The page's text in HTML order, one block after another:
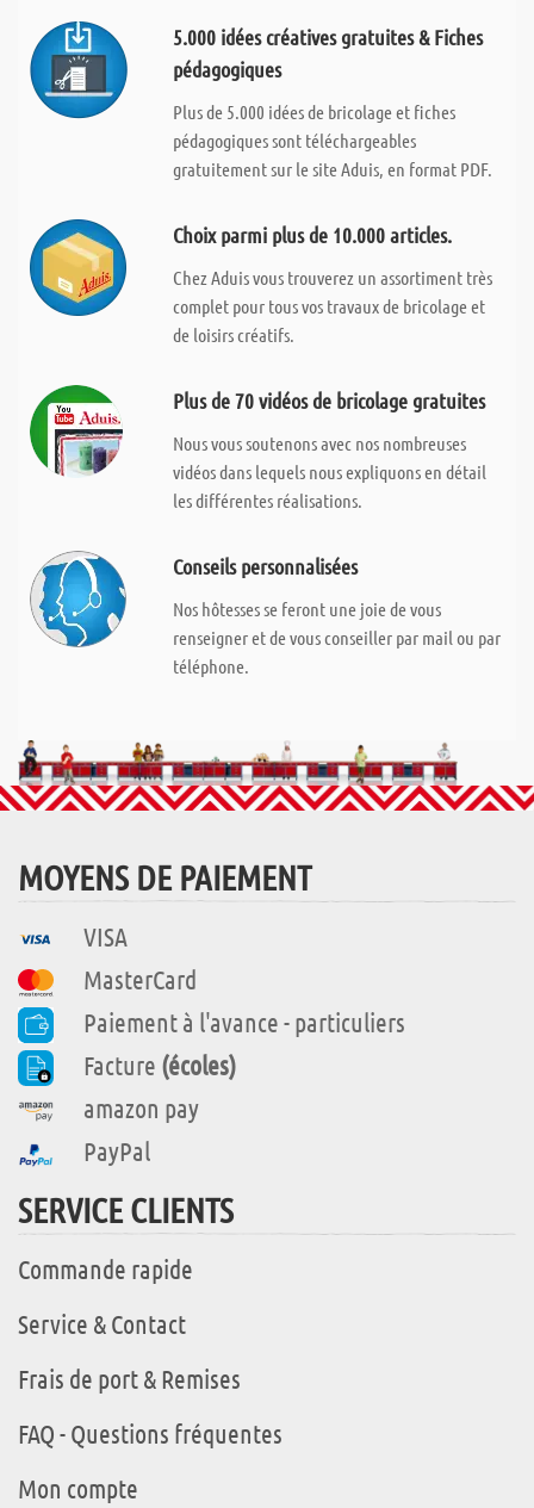
5.000 idées créatives gratuites & Fiches
pédagogiques
Plus de 5.000 idées de bricolage et fiches
pédagogiques sont téléchargeables
gratuitement sur le site Aduis, en format PDF.
Choix parmi plus de 10.000 articles.
Chez Aduis vous trouverez un assortiment très
complet pour tous vos travaux de bricolage et
de loisirs créatifs.
Plus de 70 vidéos de bricolage gratuites
Nous vous soutenons avec nos nombreuses
vidéos dans lequels nous expliquons en détail
les différentes réalisations.
Conseils personnalisées
Nos hôtesses se feront une joie de vous
renseigner et de vous conseiller par mail ou par
téléphone.
MOYENS DE PAIEMENT
VISA
MasterCard
Paiement à l'avance - particuliers
Facture (écoles)
amazon pay
PayPal
SERVICE CLIENTS
Commande rapide
Service & Contact
Frais de port & Remises
FAQ - Questions fréquentes
Mon compte